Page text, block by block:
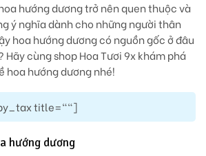
hướng dương trở nên quen thuộc và
ý nghĩa dành cho những người thân
hoa hướng dương có nguồn gốc ở đâu
Hãy cùng shop Hoa Tươi 9x khám phá
hoa hướng dương nhé!
title=""]
hướng dương